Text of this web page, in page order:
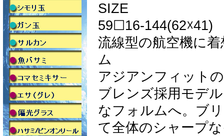
SIZE
59☐16-144(62☓41)
流線型の航空機に
ム
アジアンフィット
ブレンズ採用モデ
なフォルムへ。ブ
て全体のシャープ